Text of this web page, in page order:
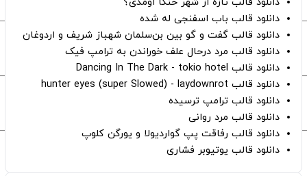
دانلود قالب باب اسفنجی له شده
دانلود قالب گفت و گو بین بن‌سلمان شهباز شریف و اردوغان
دانلود قالب مرد درحال علف خوراندن به ترامپ فیک
دانلود قالب Dancing In The Dark - tokio hotel
دانلود قالب hunter eyes (super Slowed) - laydownrot
دانلود قالب ترامپ ترسیده
دانلود قالب مرد روانی
دانلود قالب رفاقت پپ گواردیولا و یورگن کلوپ
دانلود قالب یوتیوبر فشاری